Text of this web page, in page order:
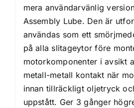
mera användarvänlig
Assembly Lube. Den är
användas som ett
på alla slitageytor före
motorkomponenter i avsikt
metall-metall kontakt när
innan tillräckligt oljetryck
uppstått. Ger 3 gånger